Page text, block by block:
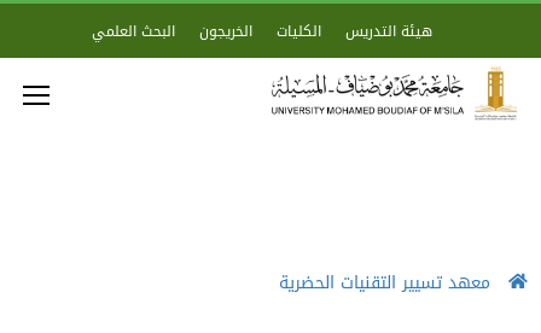
هيئة التدريس الكليات الخريجون البحث العلمي
معهد تسيير التقنيات الحضرية